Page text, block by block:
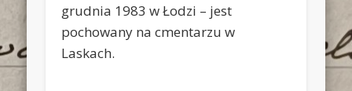
grudnia 1983 w Łodzi – jest
pochowany na cmentarzu w
Laskach.